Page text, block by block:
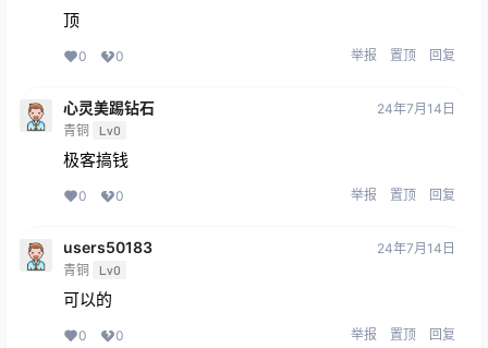
顶
0 0 举报 置顶 回复
心灵美踢钻石
青铜 Lv0
24年7月14日
极客搞钱
0 0 举报 置顶 回复
users50183
青铜 Lv0
24年7月14日
可以的
0 0 举报 置顶 回复